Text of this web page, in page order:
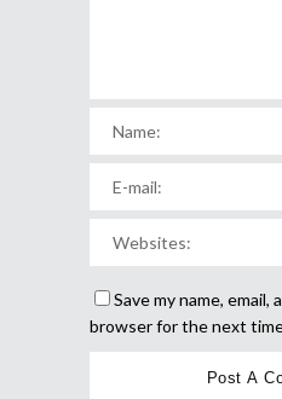
Save my name,
browser for the next